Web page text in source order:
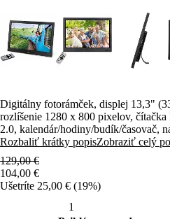
Digitálny fotorámček, displej 13,3"
rozlíšenie 1280 x 800 pixelov,
2.0, kalendár/hodiny/budík/časovač,
ovládanie
Rozbaliť krátky popisZobraziť celý
129,00 €
104,00 €
Ušetríte 25,00 € (19%)